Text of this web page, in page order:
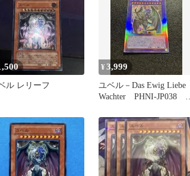
ル レリーフ
¥3,999
ユベル－Das Ewig Liebe
Wachter PHNI-JP038 初